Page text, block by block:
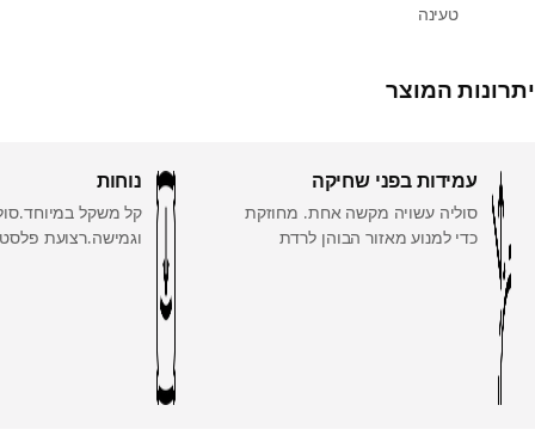
טעינה
יתרונות המוצר
עמידות בפני שחיקה
סוליה עשויה מקשה אחת. מחוזקת
כדי למנוע מאזור הבוהן לרדת
נוחות
קל משקל
וגמישה.רצועת